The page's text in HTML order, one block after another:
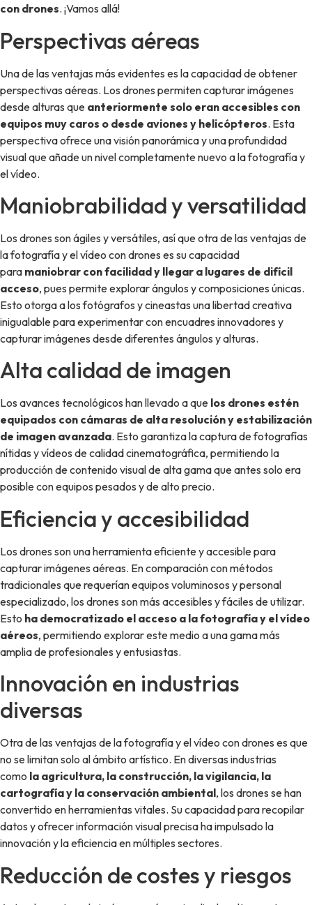
con drones. ¡Vamos allá!
Perspectivas aéreas
Una de las ventajas más evidentes es la capacidad de obtener
perspectivas aéreas. Los drones permiten capturar imágenes
desde alturas que anteriormente solo eran accesibles con
equipos muy caros o desde aviones y helicópteros. Esta
perspectiva ofrece una visión panorámica y una profundidad
visual que añade un nivel completamente nuevo a la fotografía y
el vídeo.
Maniobrabilidad y versatilidad
Los drones son ágiles y versátiles, así que otra de las ventajas de
la fotografía y el vídeo con drones es su capacidad
para maniobrar con facilidad y llegar a lugares de difícil
acceso, pues permite explorar ángulos y composiciones únicas.
Esto otorga a los fotógrafos y cineastas una libertad creativa
inigualable para experimentar con encuadres innovadores y
capturar imágenes desde diferentes ángulos y alturas.
Alta calidad de imagen
Los avances tecnológicos han llevado a que los drones estén
equipados con cámaras de alta resolución y estabilización
de imagen avanzada. Esto garantiza la captura de fotografías
nítidas y vídeos de calidad cinematográfica, permitiendo la
producción de contenido visual de alta gama que antes solo era
posible con equipos pesados y de alto precio.
Eficiencia y accesibilidad
Los drones son una herramienta eficiente y accesible para
capturar imágenes aéreas. En comparación con métodos
tradicionales que requerían equipos voluminosos y personal
especializado, los drones son más accesibles y fáciles de utilizar.
Esto ha democratizado el acceso a la fotografía y el vídeo
aéreos, permitiendo explorar este medio a una gama más
amplia de profesionales y entusiastas.
Innovación en industrias
diversas
Otra de las ventajas de la fotografía y el vídeo con drones es que
no se limitan solo al ámbito artístico. En diversas industrias
como la agricultura, la construcción, la vigilancia, la
cartografía y la conservación ambiental, los drones se han
convertido en herramientas vitales. Su capacidad para recopilar
datos y ofrecer información visual precisa ha impulsado la
innovación y la eficiencia en múltiples sectores.
Reducción de costes y riesgos